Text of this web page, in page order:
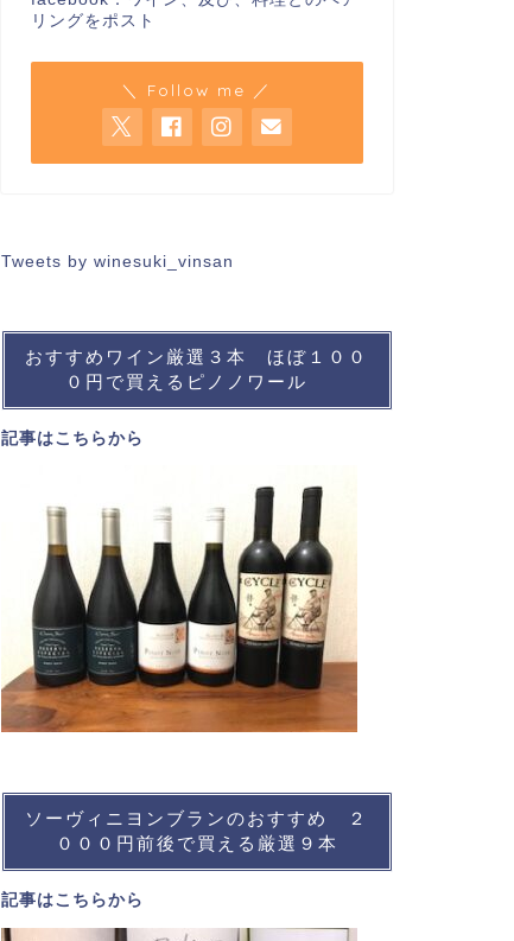
リングをポスト
＼ Follow me ／
Tweets by winesuki_vinsan
おすすめワイン厳選３本 ほぼ１００
０円で買えるピノノワール
記事はこちらから
ソーヴィニヨンブランのおすすめ ２
０００円前後で買える厳選９本
記事はこちらから